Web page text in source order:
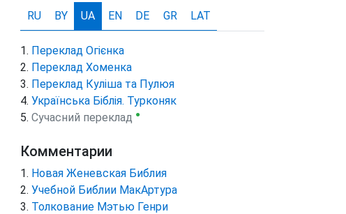
RU BY UA EN DE GR LAT
Переклад Огієнка
Переклад Хоменка
Переклад Куліша та Пулюя
Українська Біблія. Турконяк
Сучасний переклад ●
Комментарии
Новая Женевская Библия
Учебной Библии МакАртура
Толкование Мэтью Генри